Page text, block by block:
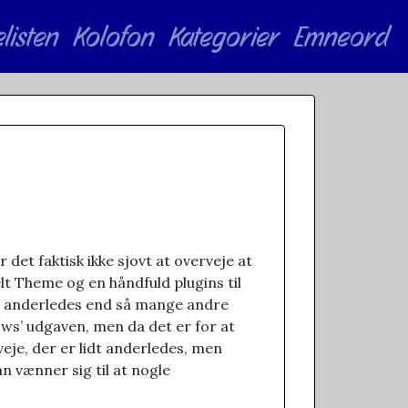
Kolofon Kategorier Emneord
faktisk ikke sjovt at overveje at
Theme og en håndfuld plugins til
end så mange andre
udgaven, men da det er for at
der er lidt anderledes, men
vænner sig til at nogle